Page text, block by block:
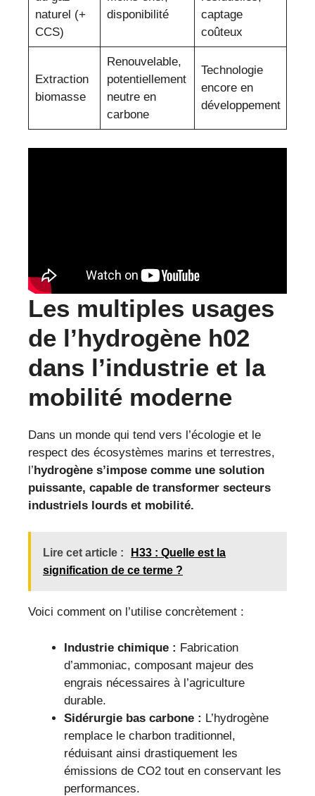
naturel (+
CCS)
disponibilité
captage
coûteux
Extraction
biomasse
Renouvelable,
potentiellement
neutre en
carbone
Technologie
encore en
développement
Les multiples usages
de l’hydrogène h02
dans l’industrie et la
mobilité moderne
Dans un monde qui tend vers l’écologie et le
respect des écosystèmes marins et terrestres,
l’hydrogène s’impose comme une solution
puissante, capable de transformer secteurs
industriels lourds et mobilité.
Lire cet article :
H33 : Quelle est la
signification de ce terme ?
Voici comment on l’utilise concrètement :
Industrie chimique : Fabrication
d’ammoniac, composant majeur des
engrais nécessaires à l’agriculture
durable.
Sidérurgie bas carbone : L’hydrogène
remplace le charbon traditionnel,
réduisant ainsi drastiquement les
émissions de CO2 tout en conservant les
performances.